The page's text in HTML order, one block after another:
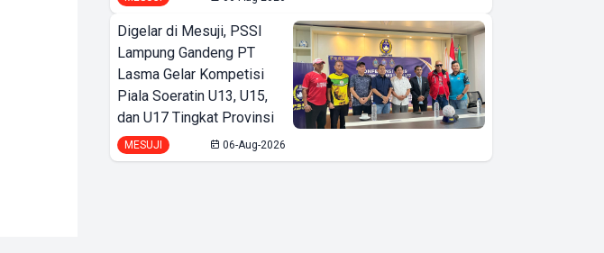
Economy
Seminar
Dukung
Pertanian
Berkelanjutan
Pengelolaan
Digelar di Mesuji, PSSI
Lampung Gandeng PT
Lasma Gelar Kompetisi
Piala Soeratin U13, U15,
dan U17 Tingkat Provinsi
MESUJI 06-Aug-2026